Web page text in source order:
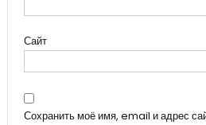
Сайт
Сохранить моё имя, email и адрес